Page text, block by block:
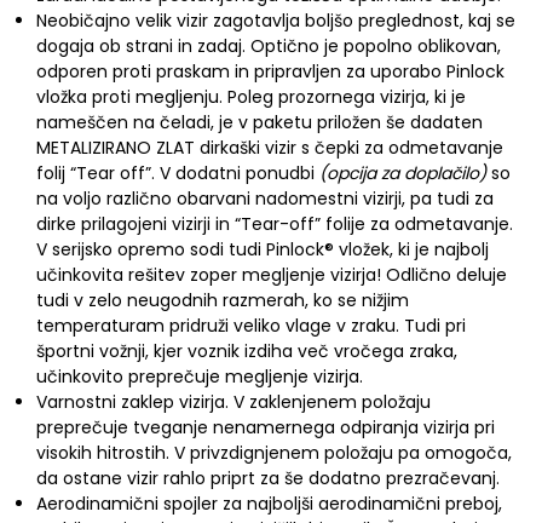
Neobičajno velik vizir zagotavlja boljšo preglednost, kaj se
dogaja ob strani in zadaj. Optično je popolno oblikovan,
odporen proti praskam in pripravljen za uporabo Pinlock
vložka proti megljenju. Poleg prozornega vizirja, ki je
nameščen na čeladi, je v paketu priložen še dadaten
METALIZIRANO ZLAT dirkaški vizir s čepki za odmetavanje
folij “Tear off”. V dodatni ponudbi (opcija za doplačilo)so
na voljo različno obarvani nadomestni vizirji, pa tudi za
dirke prilagojeni vizirji in “Tear-off” folije za odmetavanje.
V serijsko opremo sodi tudi Pinlock® vložek, ki je najbolj
učinkovita rešitev zoper megljenje vizirja! Odlično deluje
tudi v zelo neugodnih razmerah, ko se nižjim
temperaturam pridruži veliko vlage v zraku. Tudi pri
športni vožnji, kjer voznik izdiha več vročega zraka,
učinkovito preprečuje megljenje vizirja.
Varnostni zaklep vizirja. V zaklenjenem položaju
preprečuje tveganje nenamernega odpiranja vizirja pri
visokih hitrostih. V privzdignjenem položaju pa omogoča,
da ostane vizir rahlo priprt za še dodatno prezračevanj.
Aerodinamični spojler za najboljši aerodinamični preboj,